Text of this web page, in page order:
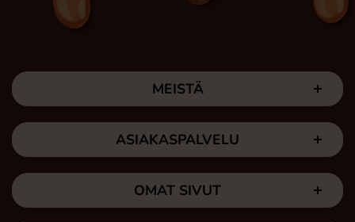
MEISTÄ
ASIAKASPALVELU
OMAT SIVUT